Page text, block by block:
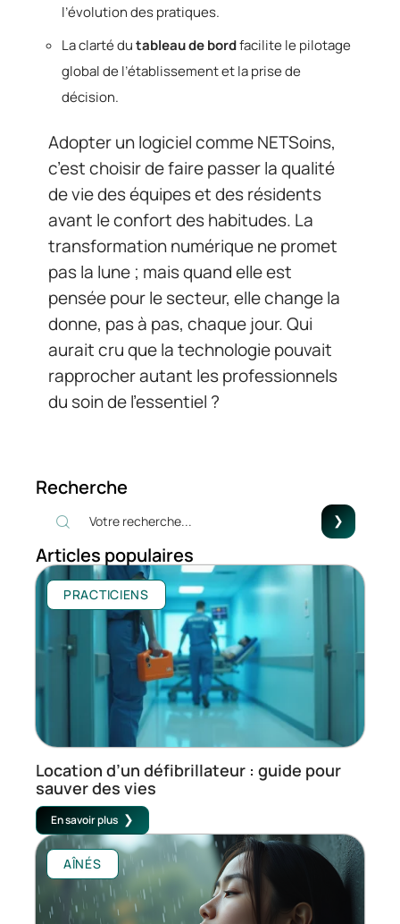
l’évolution des pratiques.
La clarté dutableau de bordfacilite le pilotage
global de l’établissement et la prise de
décision.
Adopter un logiciel comme NETSoins,
c’est choisir de faire passer la qualité
de vie des équipes et des résidents
avant le confort des habitudes. La
transformation numérique ne promet
pas la lune ; mais quand elle est
pensée pour le secteur, elle change la
donne, pas à pas, chaque jour. Qui
aurait cru que la technologie pouvait
rapprocher autant les professionnels
du soin de l’essentiel ?
Recherche
Articles populaires
PRACTICIENS
Location d’un défibrillateur : guide pour
sauver des vies
En savoir plus
AÎNÉS